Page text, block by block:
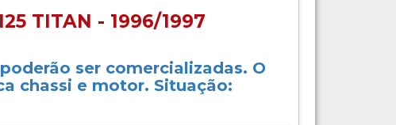
TITAN - 1996/1997
ser comercializadas. O
chassi e motor. Situação: